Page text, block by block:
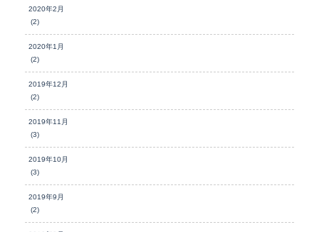
2020年2月
(2)
2020年1月
(2)
2019年12月
(2)
2019年11月
(3)
2019年10月
(3)
2019年9月
(2)